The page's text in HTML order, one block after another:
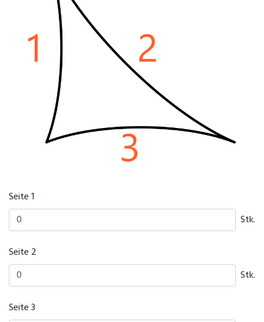
Seite 1
Stk.
Seite 2
Stk.
Seite 3
Zum Warenkorb hinzugefügt Zum Warenkorb hinzugefügt